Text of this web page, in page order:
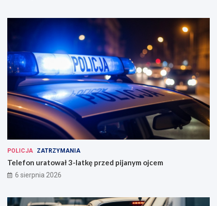
POLICJA ZATRZYMANIA
Telefon uratował 3-latkę przed pijanym ojcem
6 sierpnia 2026